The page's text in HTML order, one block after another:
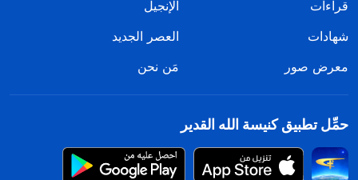
قراءات
الإنجيل
شهادات
العصر الجديد
معرض صور
مَن نحن
حمِّل تطبيق كنيسة الله القدير